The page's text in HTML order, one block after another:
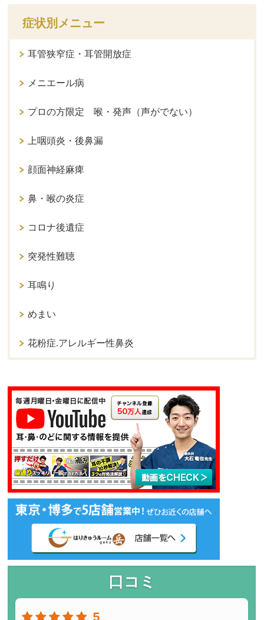
症状別メニュー
耳管狭窄症・耳管開放症
メニエール病
プロの方限定 喉・発声（声がでない）
上咽頭炎・後鼻漏
顔面神経麻痺
鼻・喉の炎症
コロナ後遺症
突発性難聴
耳鳴り
めまい
花粉症.アレルギー性鼻炎